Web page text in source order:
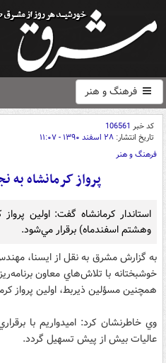
فرهنگ و هنر
کد خبر 106561
تاریخ انتشار: ۲۸ اسفند ۱۳۹۰ - ۱۱:۰۷
فرهنگ و هنر
پرواز کرمانشاه
استاندار كرمانشاه گفت: اولين
وهشتم اسفندماه) برقرار مي‌شود.
به گزارش مشرق به نقل از ایسنا،
خوشبختانه با تلاش‌هاي معاون
همچنين مسؤلين ذيربط، اولين پرواز
وي خاطرنشان كرد: اميدواريم با
عاليات بيش از پيش تسهيل گردد.